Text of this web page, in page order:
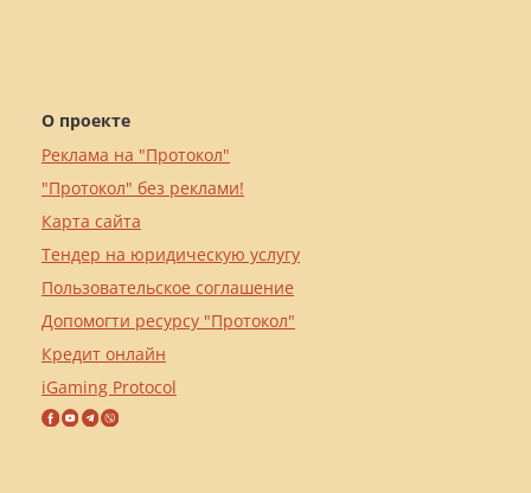
О проекте
Реклама на "Протокол"
"Протокол" без реклами!
Карта сайта
Тендер на юридическую услугу
Пользовательское соглашение
Допомогти ресурсу "Протокол"
Кредит онлайн
iGaming Protocol